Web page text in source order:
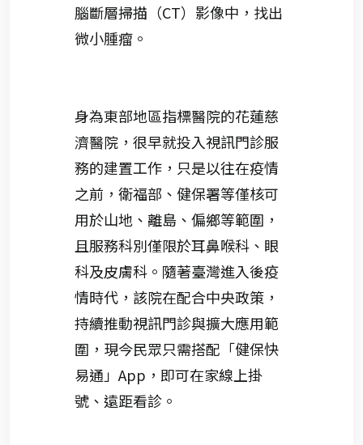
腦斷層掃描（CT）影像中，找出
微小腫瘤。
身為東部地區指標醫院的花蓮慈
濟醫院，很早就投入視訊門診服
務的建置工作，只是以往在疫情
之前，衛福部、健保署等僅核可
用於山地、離島、偏鄉等範圍，
且服務科別僅限於耳鼻喉科、眼
科及皮膚科。隨著臺灣進入後疫
情時代，該院在配合中央政策，
持續推動視訊門診與擴大應用範
圍，現今民眾只需搭配「健保快
易通」App，即可在家線上掛
號、遠距看診。